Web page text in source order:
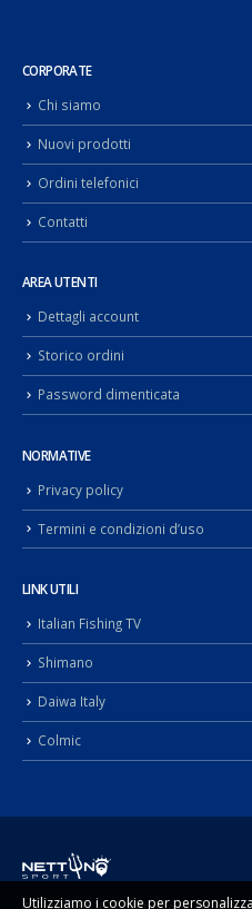
CORPORATE
Chi siamo
Nuovi prodotti
Ordini telefonici
Contatti
AREA UTENTI
Dettagli account
Storico ordini
Password dimenticata
NORMATIVE
Privacy policy
Termini e condizioni d’uso
LINK UTILI
Italian Fishing TV
Shimano
Daiwa Italy
Colmic
Utilizziamo i cookie per